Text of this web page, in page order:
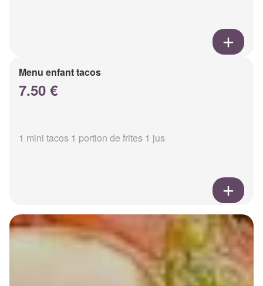
Menu enfant tacos
7.50 €
1 mini tacos 1 portion de frites 1 jus